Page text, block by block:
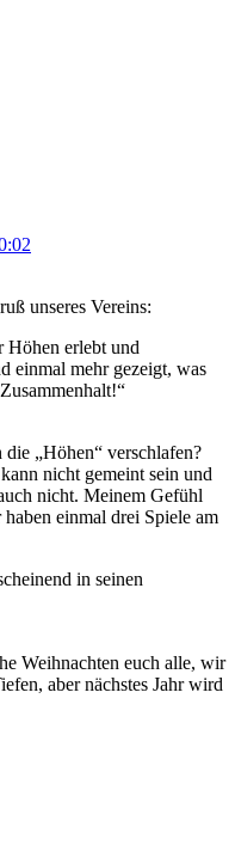
unseres Vereins:
Höhen erlebt und
einmal mehr gezeigt, was
„Höhen“ verschlafen?
nicht gemeint sein und
nicht. Meinem Gefühl
einmal drei Spiele am
in seinen
Weihnachten euch alle, wir
aber nächstes Jahr wird